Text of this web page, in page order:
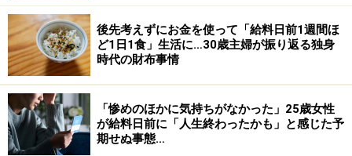
る点についてご紹介しましょう。
※記事内容は執筆時点のものです。最新の内容をご確認くださ
い。
本記事の内容は一般的な情報提供を目的としており、特定の金融
商品や投資行動を推奨するものではありません。
投資や資産運用に関する最終的なご判断はご自身の責任において
行ってください。
掲載情報の正確性・完全性については十分に配慮しております
後先考えずにお金を使って「給料日前1週間ほ
ど1日1食」生活に…30歳主婦が振り返る独身
時代の財布事情
「惨めのほかに気持ちがなかった」25歳女性
が給料日前に「人生終わったかも」と感じた予
期せぬ事態…